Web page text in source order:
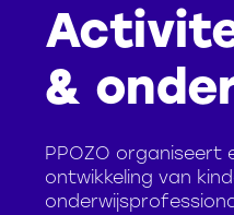
&
PPOZO organiseert
ontwikkeling van